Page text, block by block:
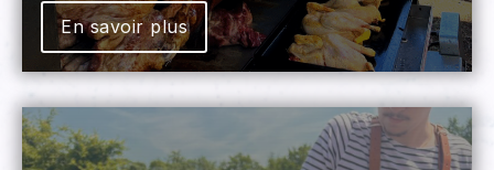
En savoir plus